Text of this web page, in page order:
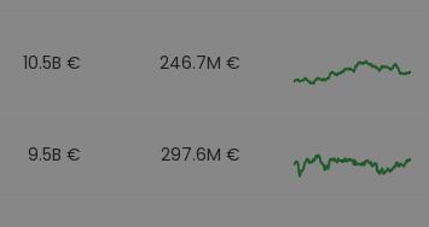
10.5B € 246.7M €
9.5B € 297.6M €